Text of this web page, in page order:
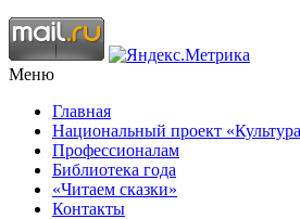
Меню
Главная
Национальный проект
Профессионалам
Библиотека года
«Читаем сказки»
Контакты